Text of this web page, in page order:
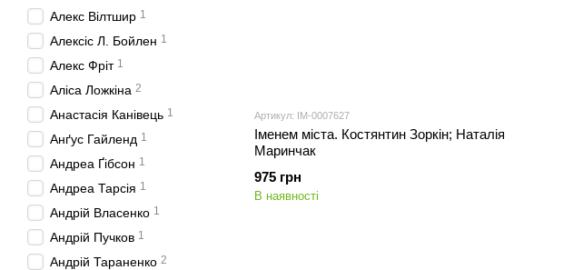
Артикул: IM-0007627
Іменем міста. Костянтин Зоркін; Наталія
Маринчак
975 грн
В наявності
Алекс Вілтшир 1
Алексіс Л. Бойлен 1
Алекс Фріт 1
Аліса Ложкіна 2
Анастасія Канівець 1
Анґус Гайленд 1
Андреа Ґібсон 1
Андреа Тарсія 1
Андрій Власенко 1
Андрій Пучков 1
Андрій Тараненко 2